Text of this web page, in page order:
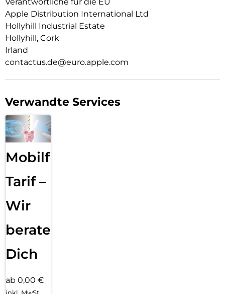
Verantwortliche für die EU
Apple Distribution International Ltd
Hollyhill Industrial Estate
Hollyhill, Cork
Irland
contactus.de@euro.apple.com
Verwandte Services
Mobilfunk
Tarif –
Wir
beraten
Dich
ab 0,00 €